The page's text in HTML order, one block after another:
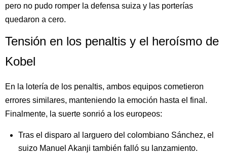
pero no pudo romper la defensa suiza y las porterías
quedaron a cero.
Tensión en los penaltis y el heroísmo de
Kobel
En la lotería de los penaltis, ambos equipos cometieron
errores similares, manteniendo la emoción hasta el final.
Finalmente, la suerte sonrió a los europeos:
Tras el disparo al larguero del colombiano Sánchez, el
suizo Manuel Akanji también falló su lanzamiento.